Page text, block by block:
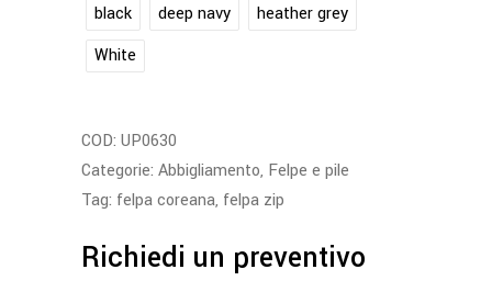
black
deep navy
heather grey
White
COD: UP0630
Categorie: Abbigliamento, Felpe e pile
Tag: felpa coreana, felpa zip
Richiedi un preventivo